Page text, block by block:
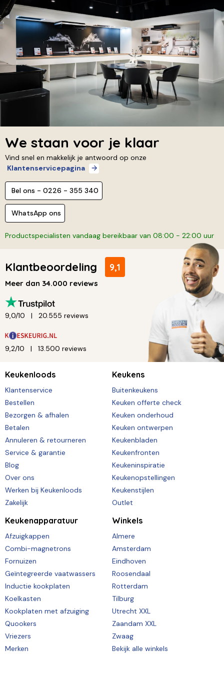
We staan voor je klaar
Vind snel en makkelijk je antwoord op onze
Klantenservicepagina
Bel ons - 0226 - 355 340
WhatsApp ons
Productspecialisten vandaag bereikbaar van 08:00 - 22:00 uur
Klantbeoordeling 9,1
Meer dan 34.000 reviews
9,0/10 20.555 reviews
9,2/10 13.500 reviews
Keukenloods
Klantenservice
Bestellen
Bezorgen & afhalen
Betalen
Annuleren & retourneren
Service & garantie
Blog
Over ons
Werken bij Keukenloods
Zakelijk
Keukens
Buitenkeukens
Keuken offerte check
Keuken onderhoud
Keuken ontwerpen
Keukenbladen
Keukenfronten
Keukeninspiratie
Keukenopstellingen
Keukenstijlen
Outlet
Keukenapparatuur
Afzuigkappen
Combi-magnetrons
Fornuizen
Geïntegreerde vaatwassers
Inductie kookplaten
Koelkasten
Kookplaten met afzuiging
Quookers
Vriezers
Merken
Winkels
Almere
Amsterdam
Eindhoven
Roosendaal
Rotterdam
Tilburg
Utrecht XXL
Zaandam XXL
Zwaag
Bekijk alle winkels